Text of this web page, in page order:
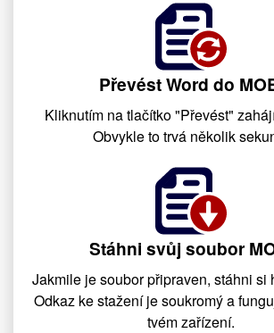
Převést Word do
Kliknutím na tlačítko "Převést"
Obvykle to trvá několik
Stáhni svůj soubor
Jakmile je soubor připraven, stáhni si
Odkaz ke stažení je soukromý a
tvém zařízení.